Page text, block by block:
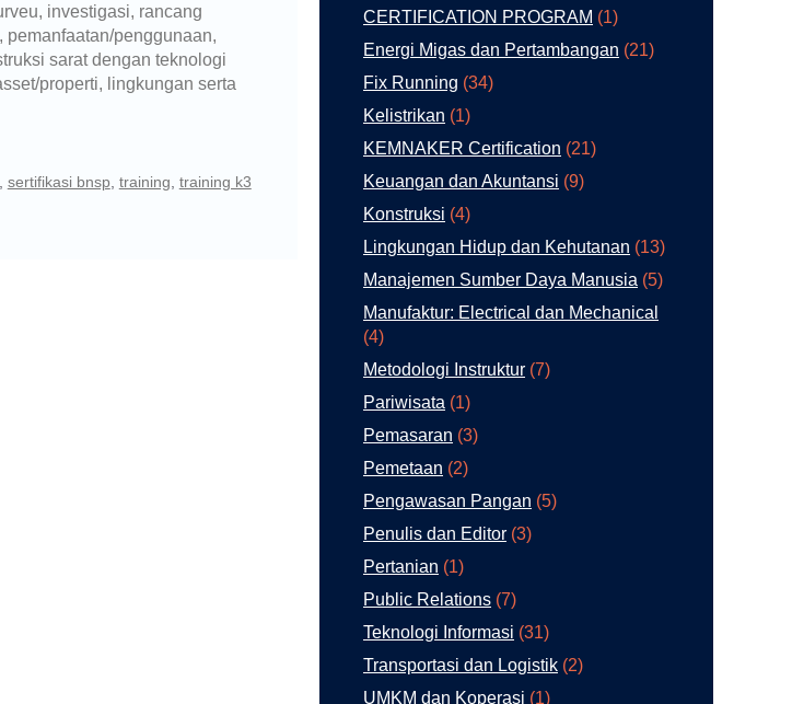
investigasi, rancang
penggunaan,
sarat dengan teknologi
properti, lingkungan serta
sertifikasi bnsp, training training k3
CERTIFICATION PROGRAM (1)
Energi Migas dan Pertambangan (21)
Fix Running (34)
Kelistrikan (1)
KEMNAKER Certification (21)
Keuangan dan Akuntansi (9)
Konstruksi (4)
Lingkungan Hidup dan Kehutanan (13)
Manajemen Sumber Daya Manusia (5)
Manufaktur: Electrical dan Mechanical
(4)
Metodologi Instruktur (7)
Pariwisata (1)
Pemasaran (3)
Pemetaan (2)
Pengawasan Pangan (5)
Penulis dan Editor (3)
Pertanian (1)
Public Relations (7)
Teknologi Informasi (31)
Transportasi dan Logistik (2)
UMKM dan Koperasi (1)